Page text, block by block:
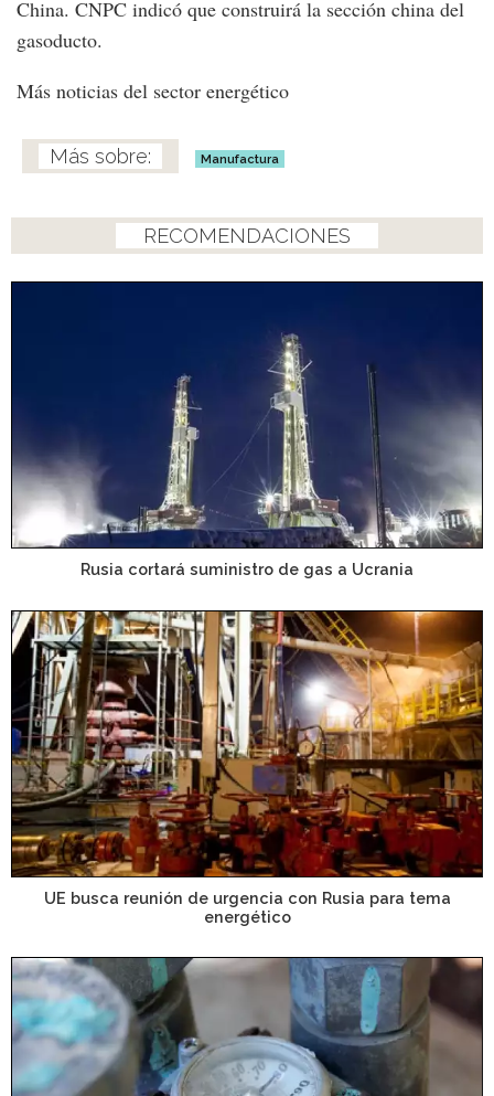
China. CNPC indicó que construirá la sección china del
gasoducto.
Más noticias del sector energético
Manufactura
RECOMENDACIONES
Rusia cortará suministro de gas a Ucrania
UE busca reunión de urgencia con Rusia para tema
energético